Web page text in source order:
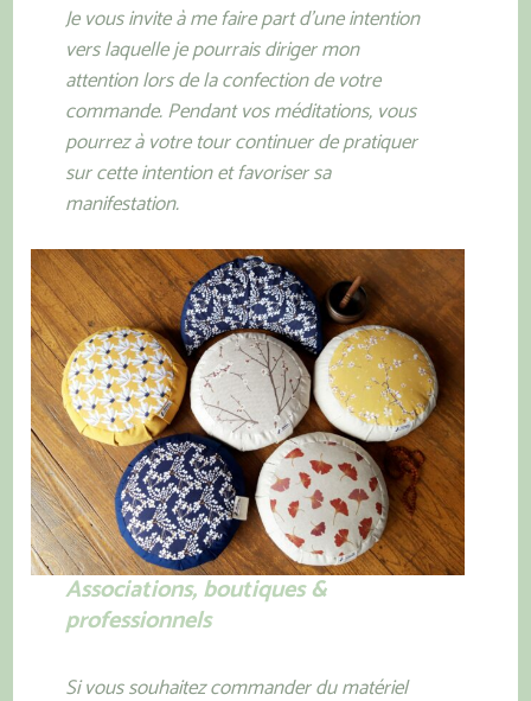
Je vous invite à me faire part d’une intention
vers laquelle je pourrais diriger mon
attention lors de la confection de votre
commande. Pendant vos méditations, vous
pourrez à votre tour continuer de pratiquer
sur cette intention et favoriser sa
manifestation.
Associations, boutiques &
professionnels
Si vous souhaitez commander du matériel